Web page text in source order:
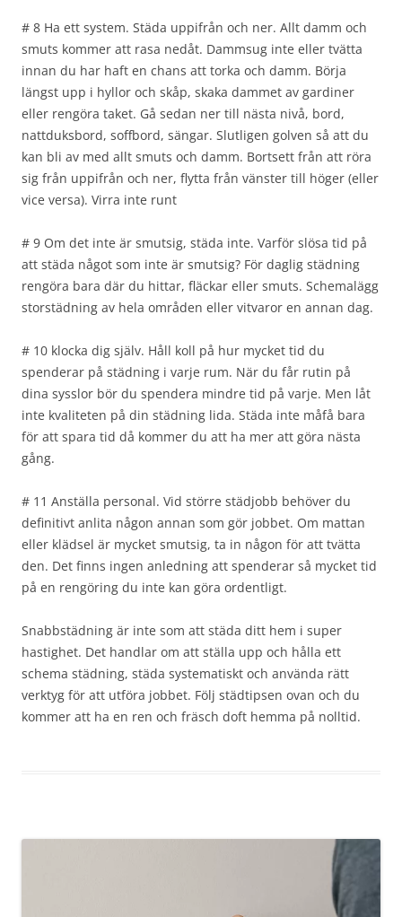
# 8 Ha ett system. Städa uppifrån och ner. Allt damm och
smuts kommer att rasa nedåt. Dammsug inte eller tvätta
innan du har haft en chans att torka och damm. Börja
längst upp i hyllor och skåp, skaka dammet av gardiner
eller rengöra taket. Gå sedan ner till nästa nivå, bord,
nattduksbord, soffbord, sängar. Slutligen golven så att du
kan bli av med allt smuts och damm. Bortsett från att röra
sig från uppifrån och ner, flytta från vänster till höger (eller
vice versa). Virra inte runt
# 9 Om det inte är smutsig, städa inte. Varför slösa tid på
att städa något som inte är smutsig? För daglig städning
rengöra bara där du hittar, fläckar eller smuts. Schemalägg
storstädning av hela områden eller vitvaror en annan dag.
# 10 klocka dig själv. Håll koll på hur mycket tid du
spenderar på städning i varje rum. När du får rutin på
dina sysslor bör du spendera mindre tid på varje. Men låt
inte kvaliteten på din städning lida. Städa inte måfå bara
för att spara tid då kommer du att ha mer att göra nästa
gång.
# 11 Anställa personal. Vid större städjobb behöver du
definitivt anlita någon annan som gör jobbet. Om mattan
eller klädsel är mycket smutsig, ta in någon för att tvätta
den. Det finns ingen anledning att spenderar så mycket tid
på en rengöring du inte kan göra ordentligt.
Snabbstädning är inte som att städa ditt hem i super
hastighet. Det handlar om att ställa upp och hålla ett
schema städning, städa systematiskt och använda rätt
verktyg för att utföra jobbet. Följ städtipsen ovan och du
kommer att ha en ren och fräsch doft hemma på nolltid.